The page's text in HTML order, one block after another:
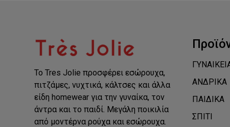
Το Tres Jolie προσφέρει εσώρουχα,
πιτζάμες, νυχτικά, κάλτσες και άλλα
είδη homewear για την γυναίκα, τον
άντρα και το παιδί. Μεγάλη ποικιλία
από μοντέρνα ρούχα και εσώρουχα.
ΑΝΔΡΙΚΑ
ΠΑΙΔΙΚΑ
ΣΠΙΤΙ